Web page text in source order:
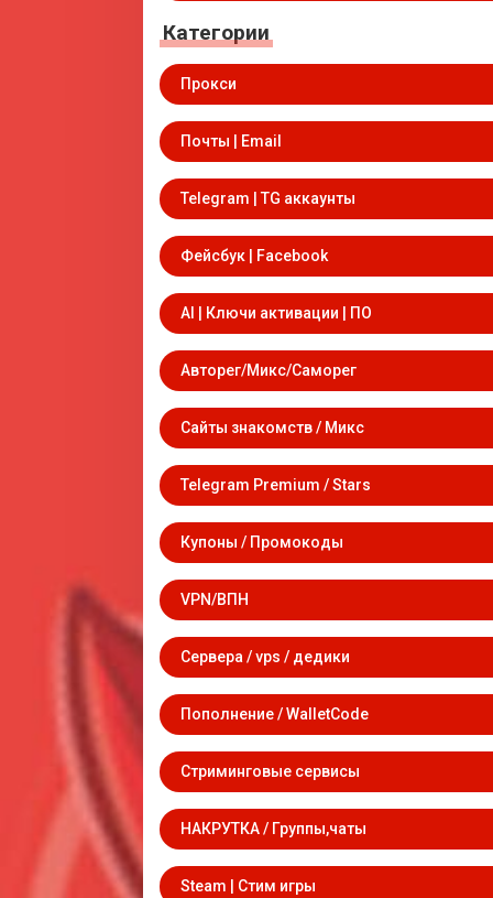
Категории
Прокси
Почты | Email
Telegram | TG аккаунты
Фейсбук | Facebook
AI | Ключи активации | ПО
Авторег/Микс/Саморег
Сайты знакомств / Микс
Telegram Premium / Stars
Купоны / Промокоды
VPN/ВПН
Сервера / vps / дедики
Пополнение / WalletCode
Стриминговые сервисы
НАКРУТКА / Группы,чаты
Steam | Стим игры